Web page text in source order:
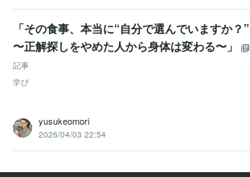
「その食事、本当に“自分で選んでいますか？”
〜正解探しをやめた人から身体は変わる〜」
記事
学び
yusukeomori
2026/04/03 22:54